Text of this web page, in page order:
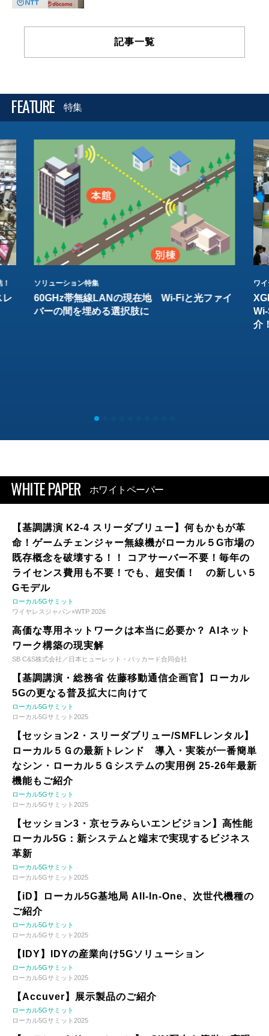
記事一覧
FEATURE 特集
レ
ソリューション特集
60GHz帯無線LANの現在地 Wi-Fiと光ファイ
バーの間を埋める選択肢に
ワ
介
WHITE PAPER ホワイトペーパー
【基調講演 K2-4 スリーダブリュー】何もかもが革
命！ゲームチェンジャー無線機がローカル５G市場の
既存概念を破壊する！！ コアサーバー不要！毎年の
ライセンス費用も不要！でも、超安価！ の新しい５
Gモデル
ローカル5Gサミット
ワイヤレスジャパン×WTP 2026
高価な専用ネットワークは本当に必要か？ AIネット
ワーク構築の現実解
SB C&S株式会社／日本ヒューレット・パッカード合同会社
【基調講演・総務省 佐藤移動通信企画官】ローカル
5Gの更なる普及拡大に向けて
ローカル5Gサミット
ローカル5Gサミット2025
【セッション2・スリーダブリュー/SMFLレンタル】
ローカル５Ｇの最新トレンド 導入・実装が一番簡単
なシン・ローカル５Ｇシステムの実用例 25-26年最新
機能もご紹介
ローカル5Gサミット
ローカル5Gサミット2025
【セッション3・京セラみらいエンビジョン】高性能
ローカル5G：新システムと端末で実現するビジネス
革新
ローカル5Gサミット
ローカル5Gサミット2025
【iD】ローカル5G基地局 All-In-One、次世代機種の
ご紹介
ローカル5Gサミット
ローカル5Gサミット2025
【IDY】IDYの産業向け5Gソリューション
ローカル5Gサミット
ローカル5Gサミット2025
【Accuver】展示製品のご紹介
ローカル5Gサミット
ローカル5Gサミット2025